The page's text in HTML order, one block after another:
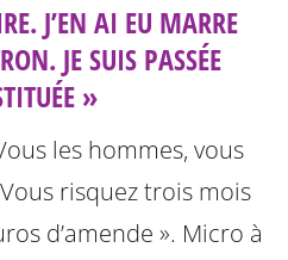
J’EN AI EU MARRE
JE SUIS PASSÉE
»
les hommes, vous
risquez trois mois
d’amende ». Micro à